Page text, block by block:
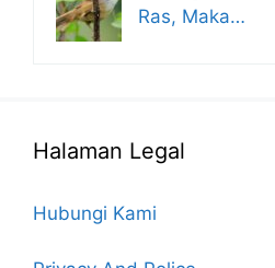
Ras, Maka…
Halaman Legal
Hubungi Kami